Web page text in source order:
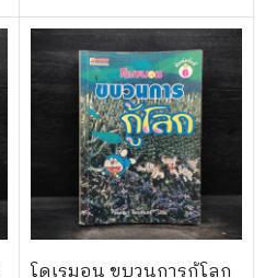
โดเรมอน ขบวนการกู้โลก